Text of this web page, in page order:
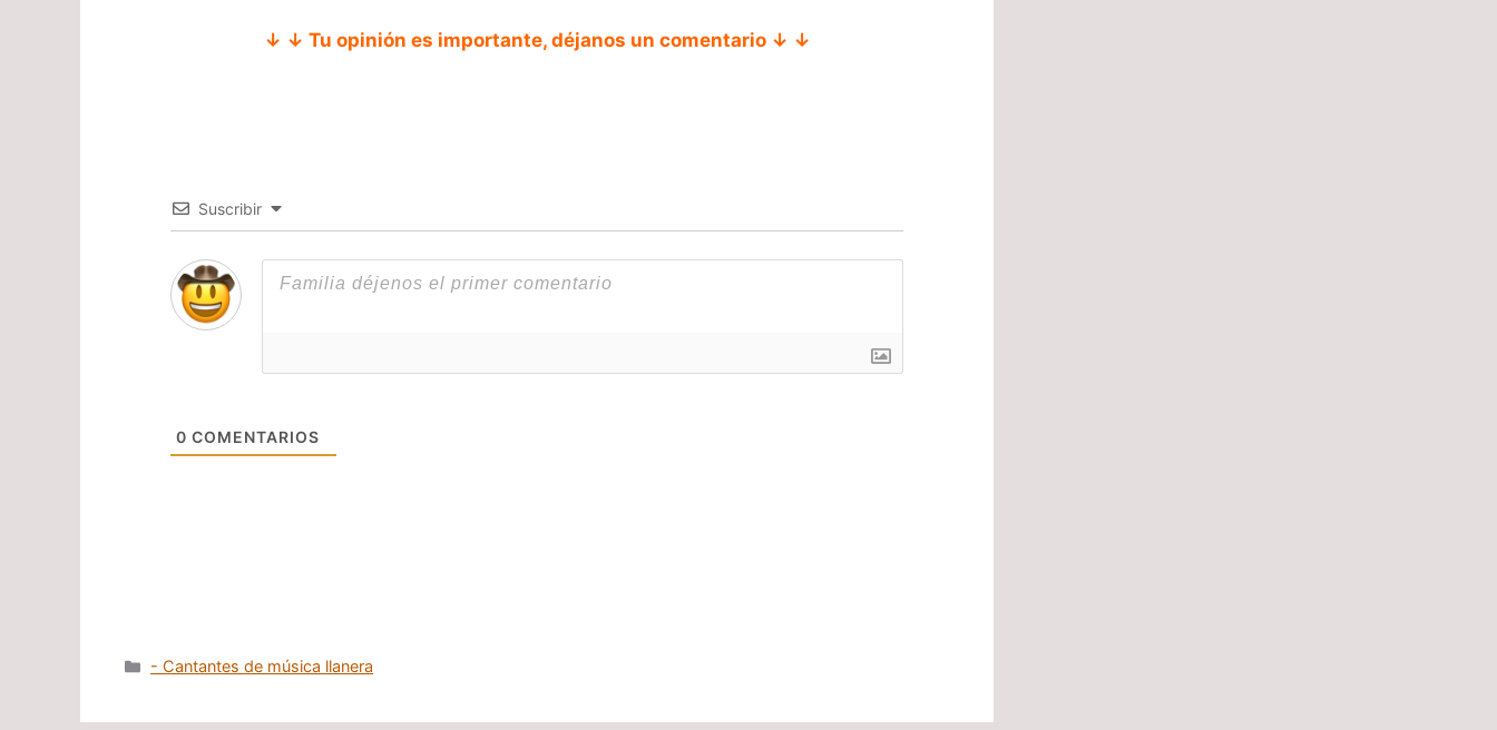
↓ ↓ Tu opinión es importante, déjanos un comentario ↓ ↓
Suscribir
0 COMENTARIOS
Categorías
- Cantantes de música llanera